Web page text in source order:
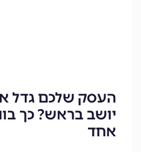
העסק שלכם גדל
יושב בראש? כך
אחד